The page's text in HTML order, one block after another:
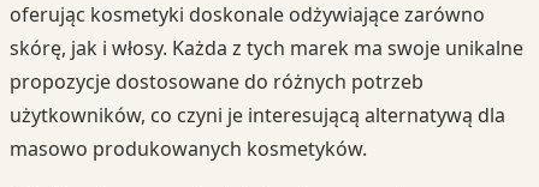
oferując kosmetyki doskonale odżywiające zarówno
skórę, jak i włosy. Każda z tych marek ma swoje unikalne
propozycje dostosowane do różnych potrzeb
użytkowników, co czyni je interesującą alternatywą dla
masowo produkowanych kosmetyków.